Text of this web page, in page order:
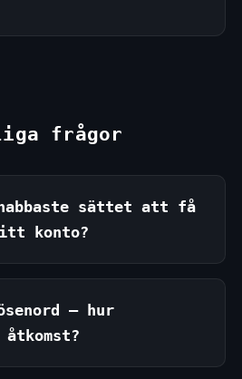
frågor
sättet att få
konto?
— hur